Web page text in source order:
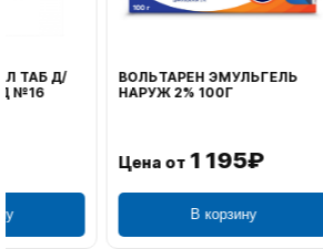
ВОЛЬТАРЕН ЭМУЛЬГЕЛЬ
НАРУЖ 2% 100Г
1 195₽